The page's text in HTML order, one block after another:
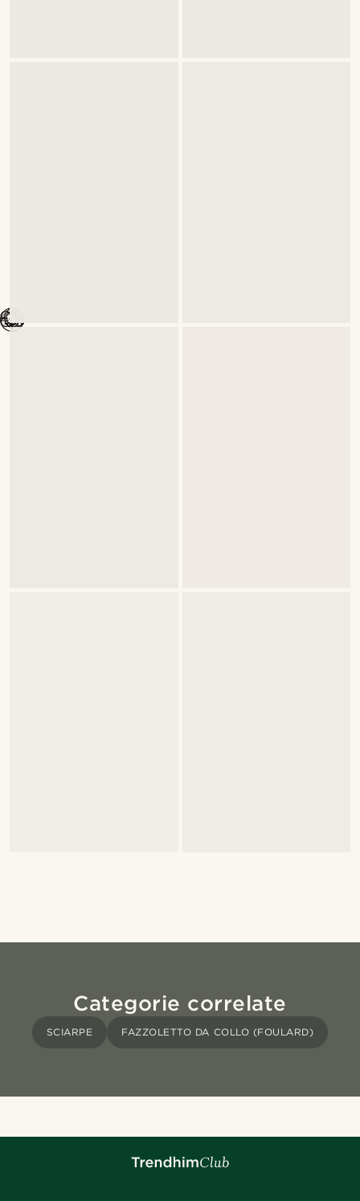
Categorie correlate
SCIARPE FAZZOLETTO DA COLLO (FOULARD)